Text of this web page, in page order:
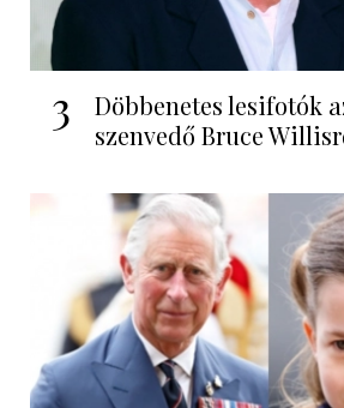
3
Döbbenetes lesifotók
szenvedő Bruce